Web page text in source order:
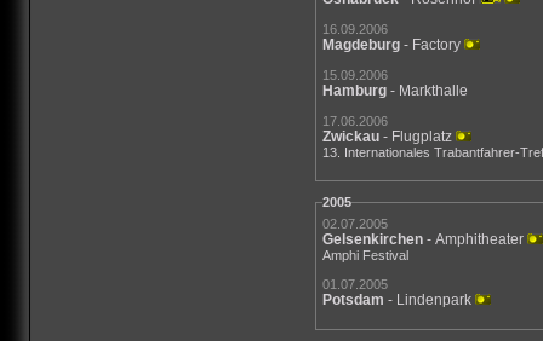
16.09.2006
Magdeburg - Factory
15.09.2006
Hamburg - Markthalle
17.06.2006
Zwickau - Flugplatz
13. Internationales Trabantfahrer-
2005
02.07.2005
Gelsenkirchen - Amphitheater
Amphi Festival
01.07.2005
Potsdam - Lindenpark